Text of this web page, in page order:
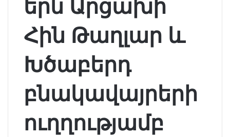
Հին Թաղլար և
Խծաբերդ
բնակավայրերի
ուղղությամբ